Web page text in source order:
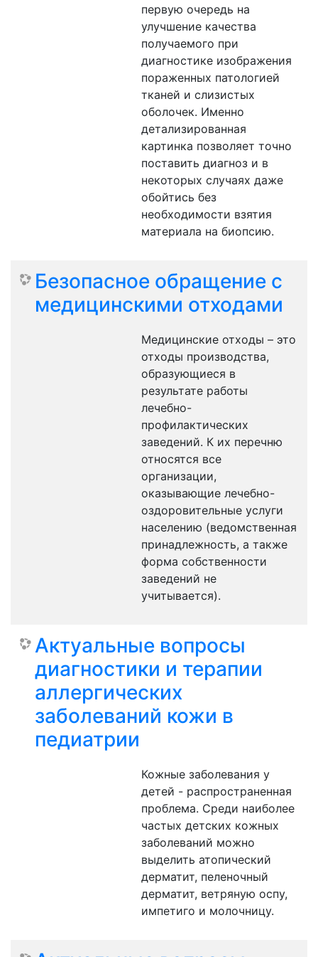
первую очередь на
улучшение качества
получаемого при
диагностике изображения
пораженных патологией
тканей и слизистых
оболочек. Именно
детализированная
картинка позволяет точно
поставить диагноз и в
некоторых случаях даже
обойтись без
необходимости взятия
материала на биопсию.
Безопасное обращение с
медицинскими отходами
Медицинские отходы – это
отходы производства,
образующиеся в
результате работы
лечебно-
профилактических
заведений. К их перечню
относятся все
организации,
оказывающие лечебно-
оздоровительные услуги
населению (ведомственная
принадлежность, а также
форма собственности
заведений не
учитывается).
Актуальные вопросы
диагностики и терапии
аллергических
заболеваний кожи в
педиатрии
Кожные заболевания у
детей - распространенная
проблема. Среди наиболее
частых детских кожных
заболеваний можно
выделить атопический
дерматит, пеленочный
дерматит, ветряную оспу,
импетиго и молочницу.